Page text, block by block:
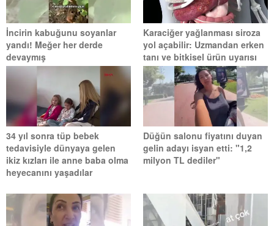
İncirin kabuğunu soyanlar
yandı! Meğer her derde
devaymış
Karaciğer yağlanması siroza
yol açabilir: Uzmandan erken
tanı ve bitkisel ürün uyarısı
34 yıl sonra tüp bebek
tedavisiyle dünyaya gelen
ikiz kızları ile anne baba olma
heyecanını yaşadılar
Düğün salonu fiyatını duyan
gelin adayı isyan etti: "1,2
milyon TL dediler"